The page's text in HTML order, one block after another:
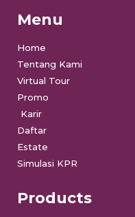
Menu
Home
Tentang Kami
Virtual Tour
Promo
Karir
Daftar
Estate
Simulasi KPR
Products